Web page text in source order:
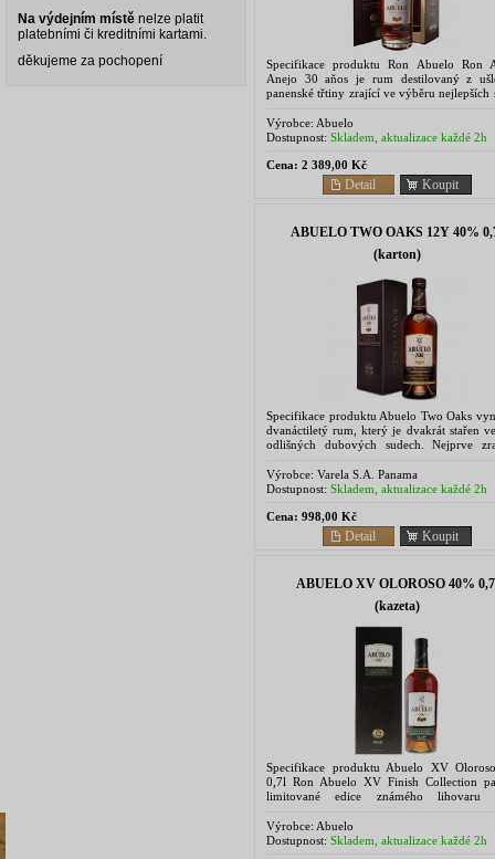
Na výdejním místě nelze platit
platebními či kreditními kartami.
děkujeme za pochopení
Specifikace produktu Ron Abuelo Ron
Anejo 30 aňos je rum destilovaný z
panenské třtiny zrající ve výběru nejlepších
tropickým sluncem...
Výrobce: Abuelo
Dostupnost: Skladem, aktualizace každé 2h
Cena: 2 389,00 Kč
Koupit
Detail
ABUELO TWO OAKS 12Y 40%
(karton)
Specifikace produktu Abuelo Two Oaks
dvanáctiletý rum, který je dvakrát stařen
odlišných dubových sudech. Nejprve
následně je...
Výrobce: Varela S.A. Panama
Dostupnost: Skladem, aktualizace každé 2h
Cena: 998,00 Kč
Koupit
Detail
ABUELO XV OLOROSO 40%
(kazeta)
Specifikace produktu Abuelo XV
0,7l Ron Abuelo XV Finish Collection
limitované edice známého lihovaru
dlouholetého úsilí...
Výrobce: Abuelo
Dostupnost: Skladem, aktualizace každé 2h